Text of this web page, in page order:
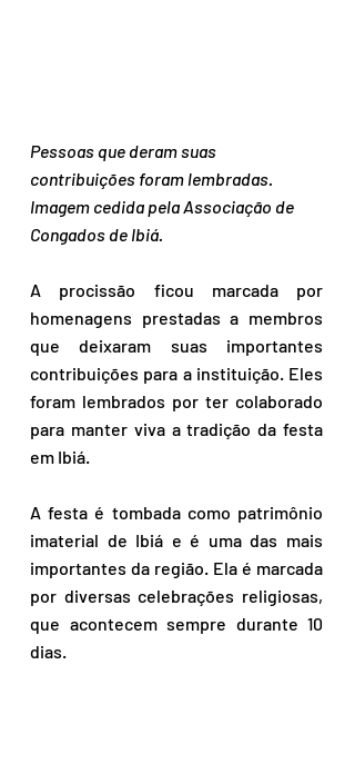
Pessoas que deram suas
contribuições foram lembradas.
Imagem cedida pela Associação de
Congados de Ibiá.
A procissão ficou marcada por
homenagens prestadas a membros
que deixaram suas importantes
contribuições para a instituição. Eles
foram lembrados por ter colaborado
para manter viva a tradição da festa
em Ibiá.
A festa é tombada como patrimônio
imaterial de Ibiá e é uma das mais
importantes da região. Ela é marcada
por diversas celebrações religiosas,
que acontecem sempre durante 10
dias.